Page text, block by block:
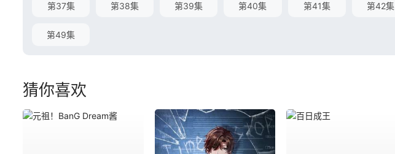
第37集 第38集 第39集 第40集 第41集 第42集
第49集
猜你喜欢